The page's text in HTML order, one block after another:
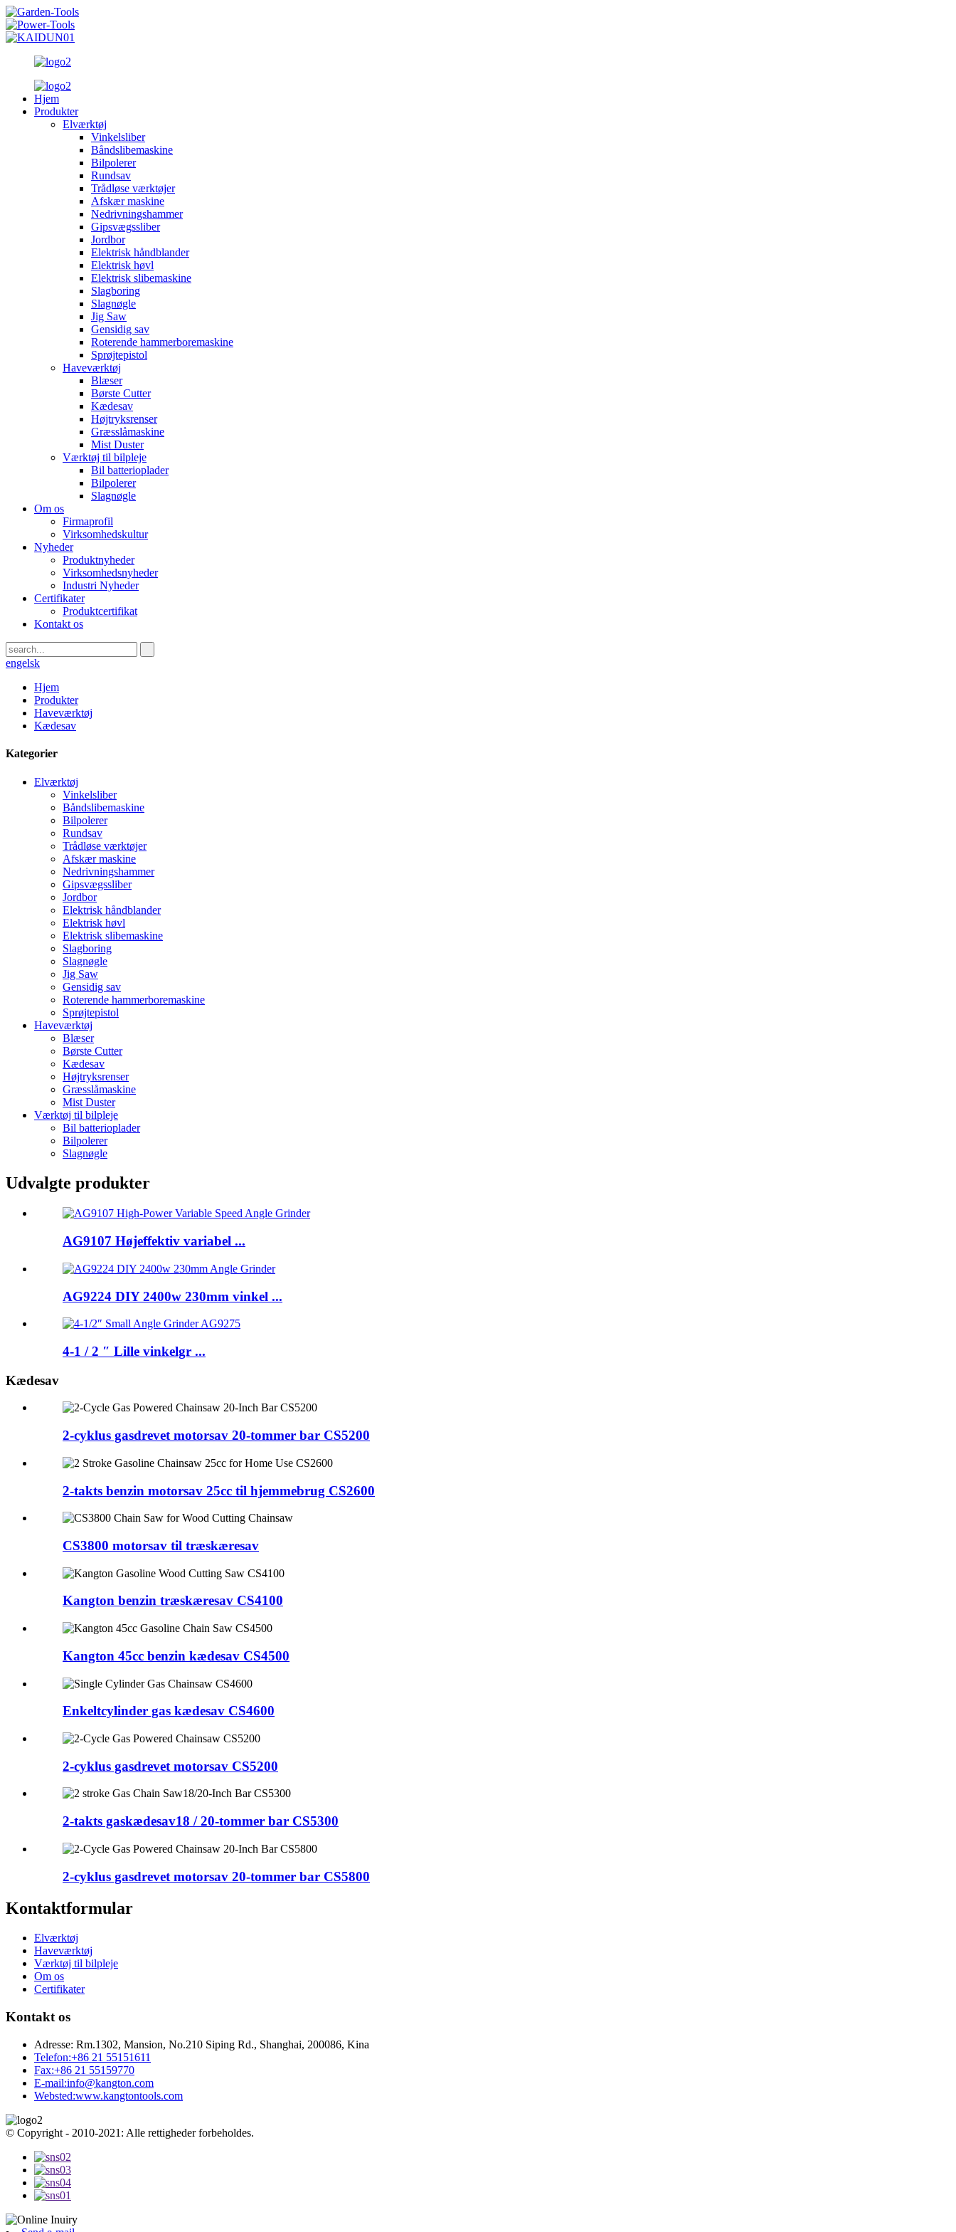
Hjem
Produkter
Elværktøj
Vinkelsliber
Båndslibemaskine
Bilpolerer
Rundsav
Trådløse værktøjer
Afskær maskine
Nedrivningshammer
Gipsvægssliber
Jordbor
Elektrisk håndblander
Elektrisk høvl
Elektrisk slibemaskine
Slagboring
Slagnøgle
Jig Saw
Gensidig sav
Roterende hammerboremaskine
Sprøjtepistol
Haveværktøj
Blæser
Børste Cutter
Kædesav
Højtryksrenser
Græsslåmaskine
Mist Duster
Værktøj til bilpleje
Bil batterioplader
Bilpolerer
Slagnøgle
Om os
Firmaprofil
Virksomhedskultur
Nyheder
Produktnyheder
Virksomhedsnyheder
Industri Nyheder
Certifikater
Produktcertifikat
Kontakt os
engelsk
Hjem
Produkter
Haveværktøj
Kædesav
Kategorier
Elværktøj
Vinkelsliber
Båndslibemaskine
Bilpolerer
Rundsav
Trådløse værktøjer
Afskær maskine
Nedrivningshammer
Gipsvægssliber
Jordbor
Elektrisk håndblander
Elektrisk høvl
Elektrisk slibemaskine
Slagboring
Slagnøgle
Jig Saw
Gensidig sav
Roterende hammerboremaskine
Sprøjtepistol
Haveværktøj
Blæser
Børste Cutter
Kædesav
Højtryksrenser
Græsslåmaskine
Mist Duster
Værktøj til bilpleje
Bil batterioplader
Bilpolerer
Slagnøgle
Udvalgte produkter
AG9107 Højeffektiv variabel ...
AG9224 DIY 2400w 230mm vinkel ...
4-1 / 2 ″ Lille vinkelgr ...
Kædesav
2-cyklus gasdrevet motorsav 20-tommer bar CS5200
2-takts benzin motorsav 25cc til hjemmebrug CS2600
CS3800 motorsav til træskæresav
Kangton benzin træskæresav CS4100
Kangton 45cc benzin kædesav CS4500
Enkeltcylinder gas kædesav CS4600
2-cyklus gasdrevet motorsav CS5200
2-takts gaskædesav18 / 20-tommer bar CS5300
2-cyklus gasdrevet motorsav 20-tommer bar CS5800
Kontaktformular
Elværktøj
Haveværktøj
Værktøj til bilpleje
Om os
Certifikater
Kontakt os
Adresse: Rm.1302, Mansion, No.210 Siping Rd., Shanghai, 200086, Kina
Telefon:+86 21 55151611
Fax:+86 21 55159770
E-mail:info@kangton.com
Websted:www.kangtontools.com
© Copyright - 2010-2021: Alle rettigheder forbeholdes.